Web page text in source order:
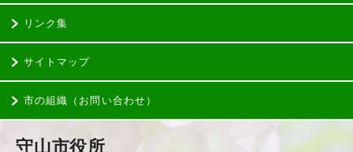
リンク集
サイトマップ
市の組織（お問い合わせ）
守山市役所